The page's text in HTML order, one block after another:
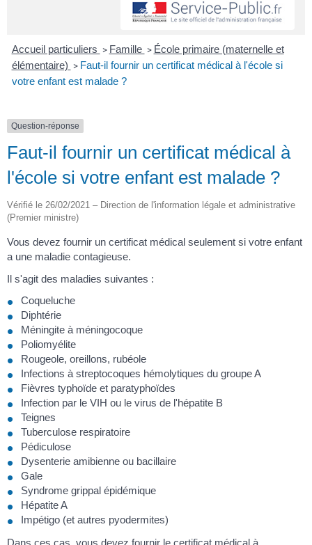
Accueil particuliers > Famille > École primaire (maternelle et
élémentaire) > Faut-il fournir un certificat médical à l'école si
votre enfant est malade ?
Question-réponse
Faut-il fournir un certificat médical à
l'école si votre enfant est malade ?
Vérifié le 26/02/2021 – Direction de l'information légale et administrative
(Premier ministre)
Vous devez fournir un certificat médical seulement si votre enfant
a une maladie contagieuse.
Il s'agit des maladies suivantes :
Coqueluche
Diphtérie
Méningite à méningocoque
Poliomyélite
Rougeole, oreillons, rubéole
Infections à streptocoques hémolytiques du groupe A
Fièvres typhoïde et paratyphoïdes
Infection par le VIH ou le virus de l'hépatite B
Teignes
Tuberculose respiratoire
Pédiculose
Dysenterie amibienne ou bacillaire
Gale
Syndrome grippal épidémique
Hépatite A
Impétigo (et autres pyodermites)
Dans ces cas, vous devez fournir le certificat médical à